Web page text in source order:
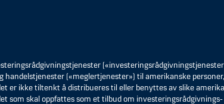
handelstjenester («meglertjenester») til amerikanske
er ikke tiltenkt å distribueres til eller benyttes av slike
som skal oppfattes som et tilbud om